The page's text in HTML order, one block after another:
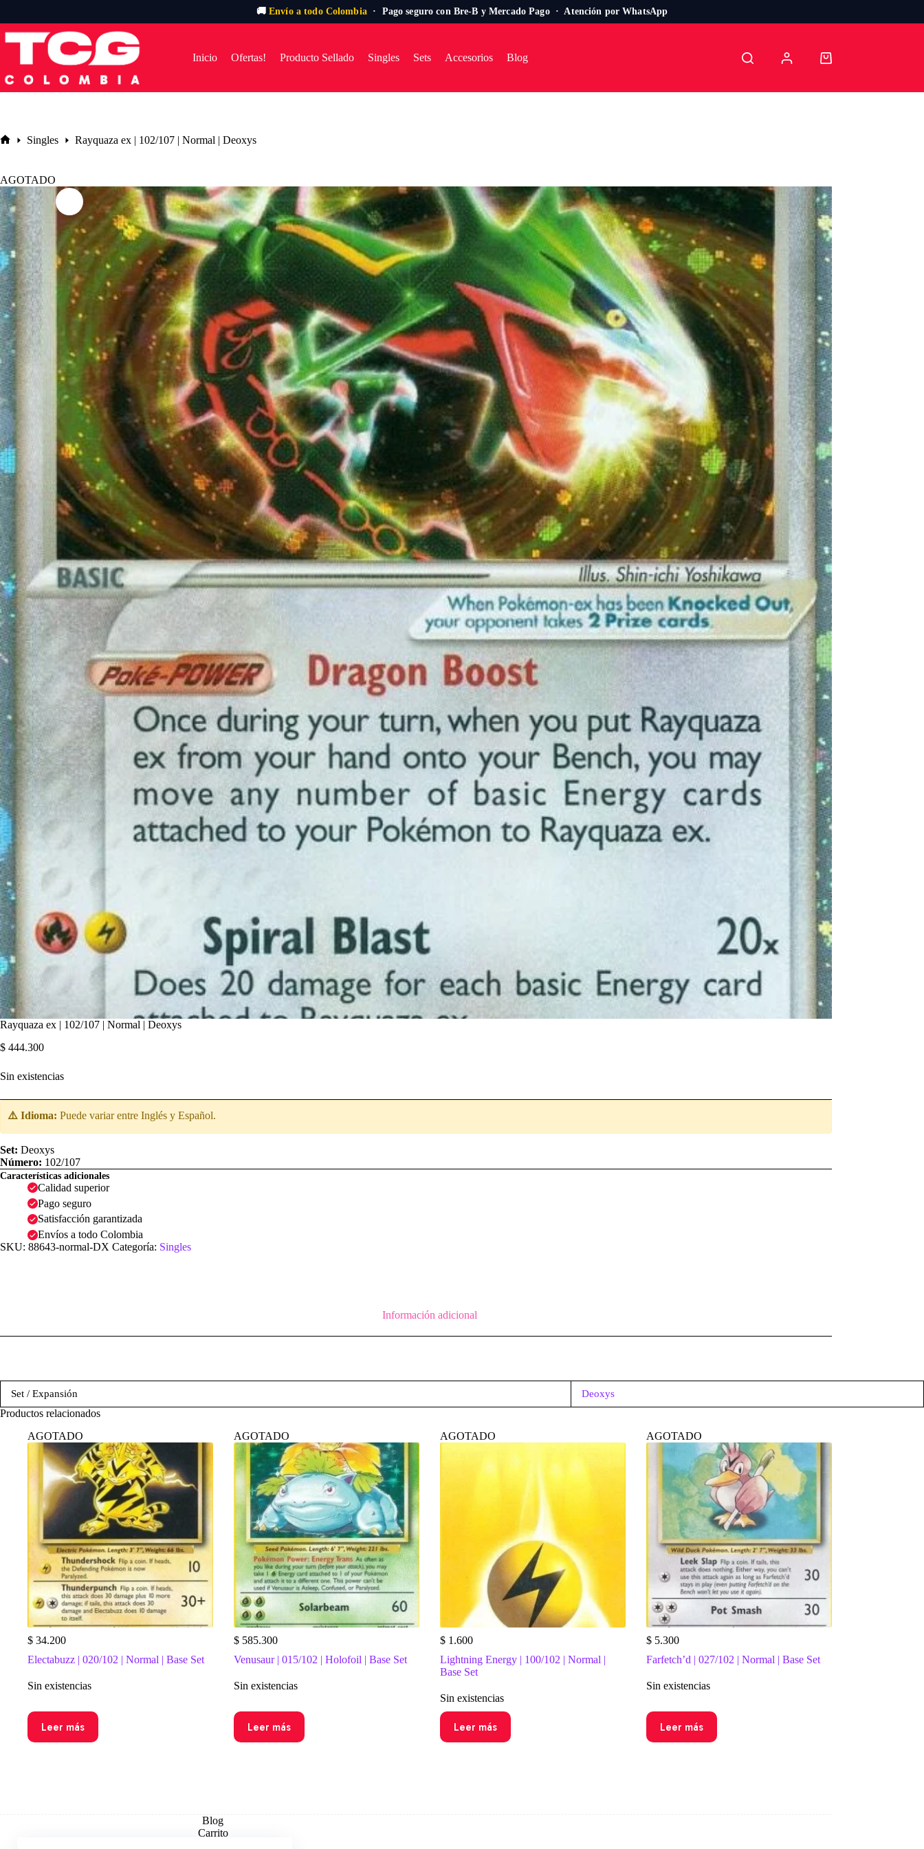
🚚 Envío a todo Colombia· Pago seguro con Bre-B y Mercado Pago · Atención por WhatsApp
al
Inicio Ofertas! Producto Sellado Singles Sets Accesorios Blog
Carro
Singles Rayquaza ex | 102/107 | Normal | Deoxys
AGOTADO
Rayquaza ex | 102/107 | Normal | Deoxys
$ 444.300
Sin existencias
⚠️ Idioma: Puede variar entre Inglés y Español.
Set: Deoxys
Número: 102/107
Características adicionales
Calidad superior
Pago seguro
Satisfacción garantizada
Envíos a todo Colombia
SKU: 88643-normal-DX Categoría: Singles
Información adicional
Set / Expansión Deoxys
Productos relacionados
AGOTADO
$ 34.200
Electabuzz | 020/102 | Normal | Base Set
Sin existencias
Leer más
AGOTADO
$585.300
Venusaur | 015/102 | Holofoil | Base Set
Sin existencias
Leer más
AGOTADO
$1.600
Lightning Energy | 100/102 | Normal |
Base Set
Sin existencias
Leer más
AGOTADO
$5.300
Farfetch’d | 027/102 | Normal | Base Set
Sin existencias
Leer más
Blog
Carrito